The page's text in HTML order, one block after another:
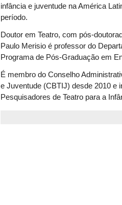
infância e juventude na América
período.
Doutor em Teatro, com pós-
Paulo Merisio é professor do
Programa de Pós-Graduação em
É membro do Conselho
e Juventude (CBTIJ) desde 2010 e
Pesquisadores de Teatro para a